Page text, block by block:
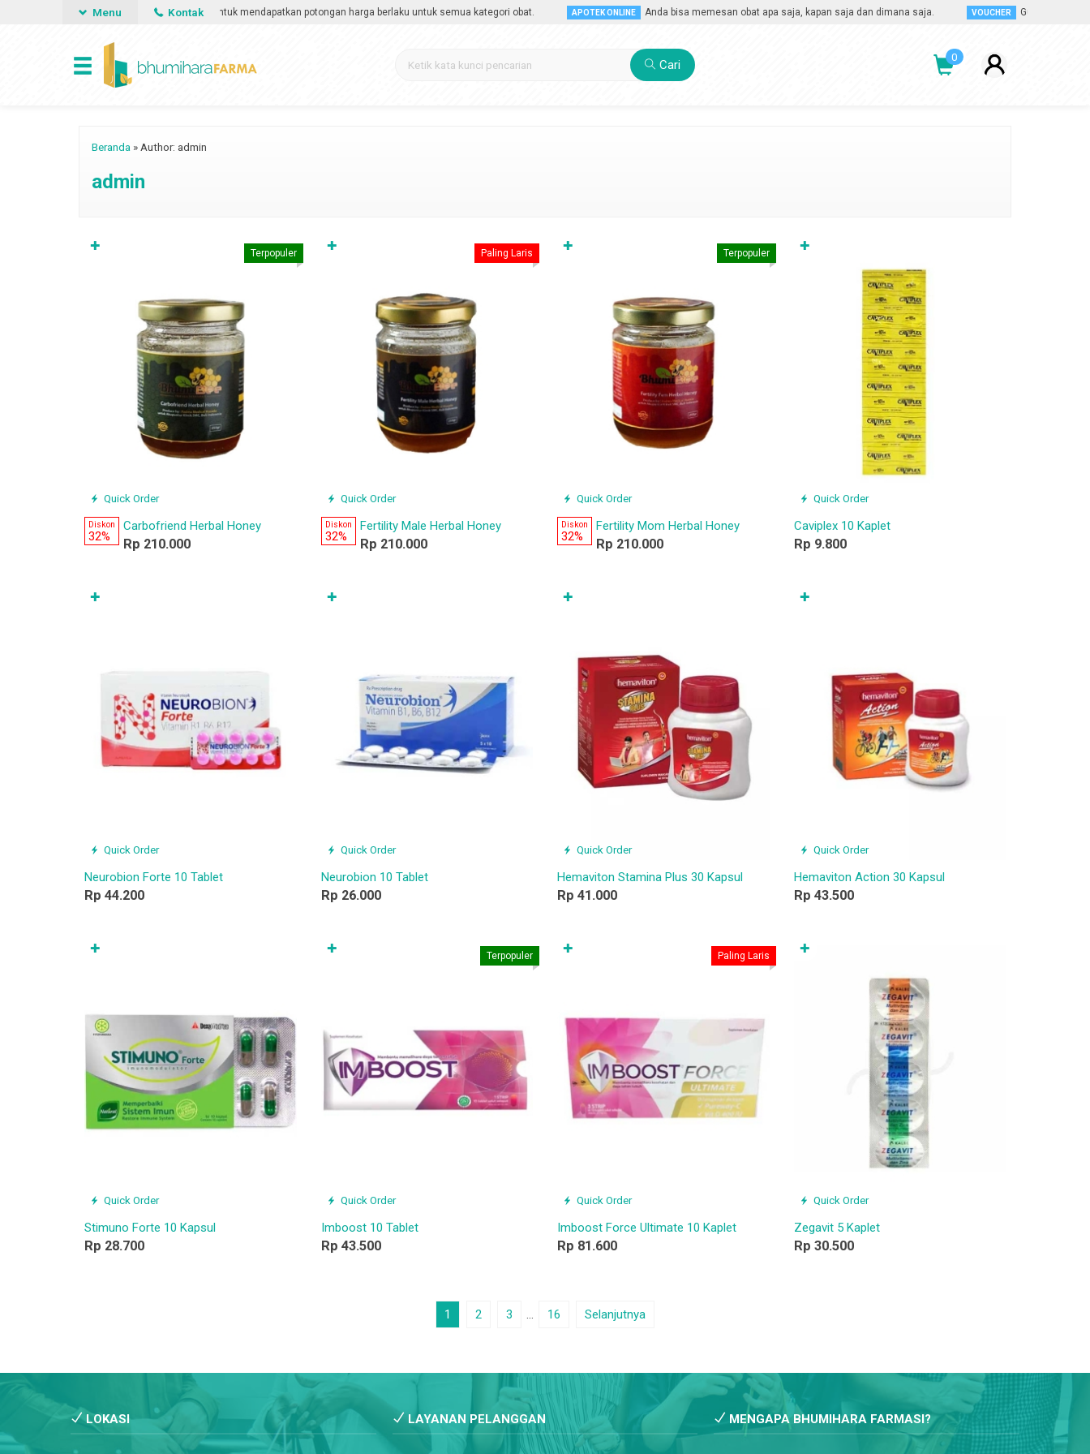
Gunakan voucher diskon untuk mendapatkan potongan harga berlaku untuk semua kategori obat. APOTEK ONLINE Anda bisa memesan obat apa saja, kapan saja dan dimana saja. VOUCHER Gunakan voucher
Menu Kontak
Cari
0
Beranda » Author: admin
admin
Quick Order
Terpopuler
Diskon
32%
Carbofriend Herbal Honey
Rp 210.000
✚
Quick Order
Paling Laris
Diskon
32%
Fertility Male Herbal Honey
Rp 210.000
✚
Quick Order
Terpopuler
Diskon
32%
Fertility Mom Herbal Honey
Rp 210.000
✚
Quick Order
Caviplex 10 Kaplet
Rp 9.800
✚
Quick Order
Neurobion Forte 10 Tablet
Rp 44.200
✚
Quick Order
Neurobion 10 Tablet
Rp 26.000
✚
Quick Order
Hemaviton Stamina Plus 30 Kapsul
Rp 41.000
✚
Quick Order
Hemaviton Action 30 Kapsul
Rp 43.500
✚
Quick Order
Stimuno Forte 10 Kapsul
Rp 28.700
✚
Quick Order
Terpopuler
Imboost 10 Tablet
Rp 43.500
✚
Quick Order
Paling Laris
Imboost Force Ultimate 10 Kaplet
Rp 81.600
✚
Quick Order
Zegavit 5 Kaplet
Rp 30.500
✚
1 2 3 … 16 Selanjutnya
LOKASI LAYANAN PELANGGAN MENGAPA BHUMIHARA FARMASI?